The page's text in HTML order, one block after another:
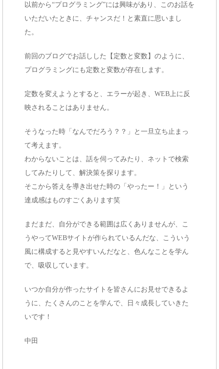
以前から“プログラミング”には興味があり、このお話を
いただいたときに、チャンスだ！と素直に思いまし
た。
前回のブログでお話しした【定数と変数】のように、
プログラミングにも定数と変数が存在します。
定数を変えようとすると、エラーが起き、WEB上に反
映されることはありません。
そうなった時「なんでだろう？？」と一旦立ち止まっ
て考えます。
わからないことは、話を伺ってみたり、ネットで検索
してみたりして、解決策を探ります。
そこから答えを導き出せた時の「やったー！」という
達成感はものすごくあります笑
まだまだ、自分ができる範囲は広くありませんが、こ
うやってWEBサイトが作られているんだな、こういう
風に構成すると見やすいんだなと、色んなことを学ん
で、吸収しています。
いつか自分が作ったサイトを皆さんにお見せできるよ
うに、たくさんのことを学んで、日々成長していきた
いです！
中田